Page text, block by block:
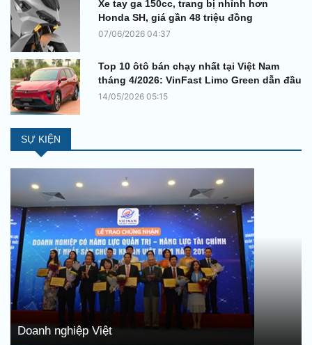
Xe tay ga 150cc, trang bị nhỉnh hơn
Honda SH, giá gần 48 triệu đồng
07/06/2026 04:37
Top 10 ôtô bán chạy nhất tại Việt Nam
tháng 4/2026: VinFast Limo Green dẫn đầu
14/05/2026 05:15
SỰ KIỆN
Doanh nghiệp Việt